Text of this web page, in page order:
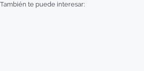
También te puede interesar: